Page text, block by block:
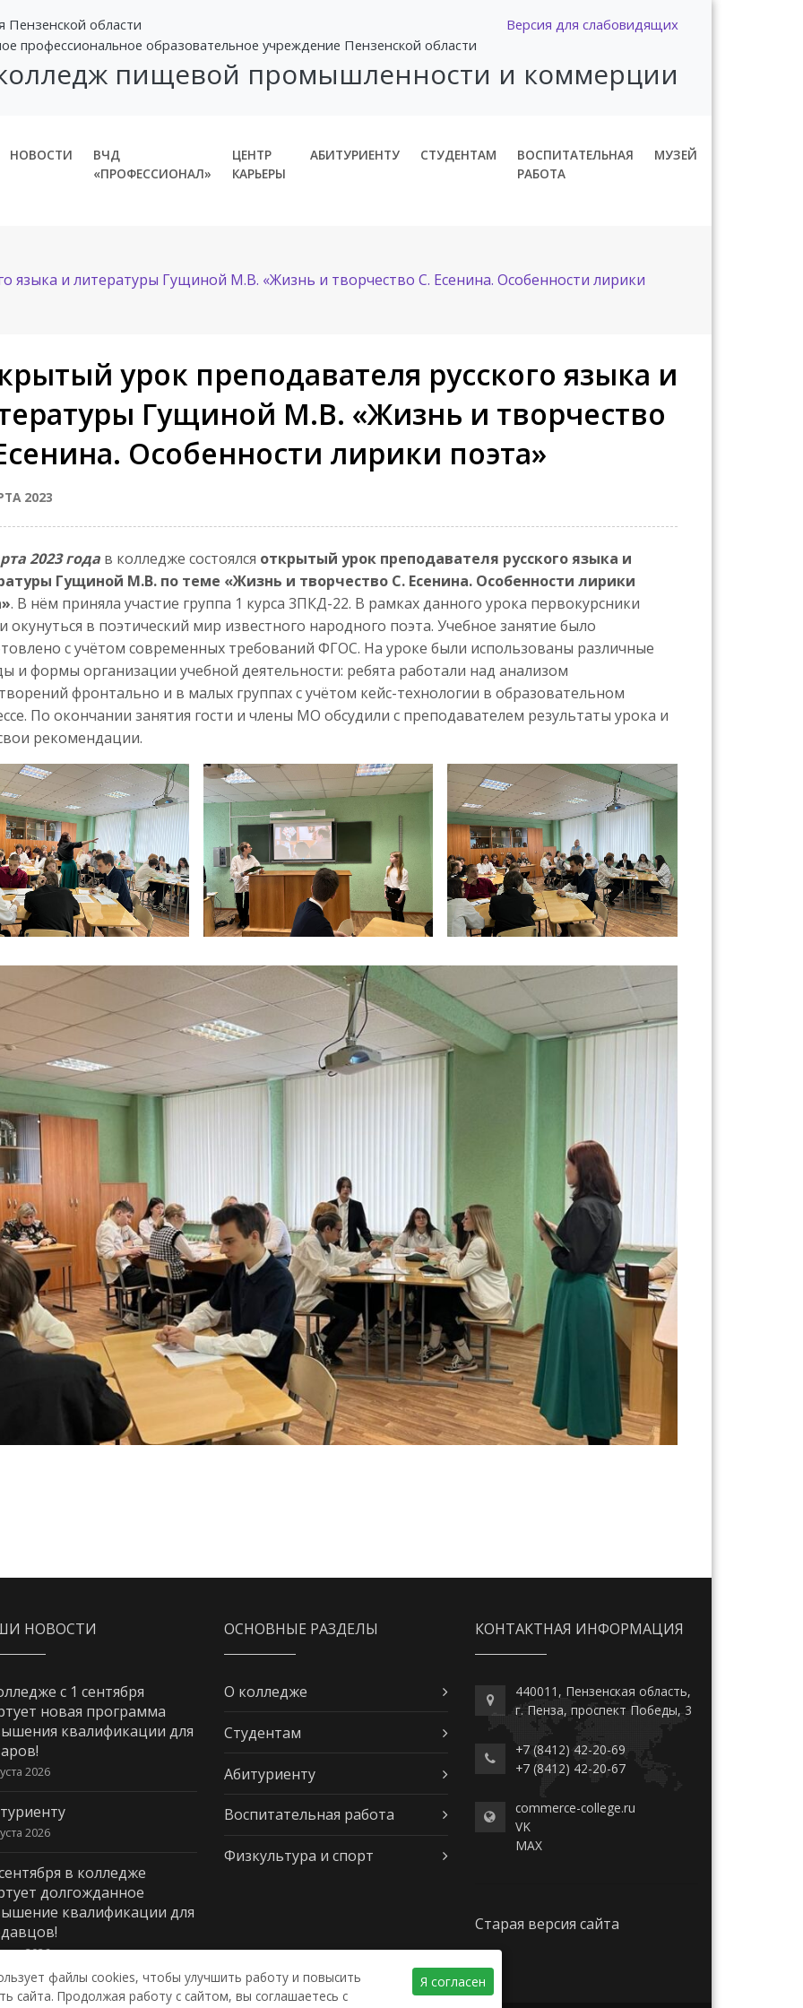
Версия для слабовидящих
Пензенской области
профессиональное образовательное учреждение Пензенской области
пищевой промышленности и коммерции
НОВОСТИ
ВЧД
«ПРОФЕССИОНАЛ»
ЦЕНТР
КАРЬЕРЫ
АБИТУРИЕНТУ СТУДЕНТАМ
ВОСПИТАТЕЛЬНАЯ
РАБОТА
МУЗЕЙ
языка и литературы Гущиной М.В. «Жизнь и творчество С. Есенина. Особенности лирики
урок преподавателя русского языка и
Гущиной М.В. «Жизнь и творчество
Особенности лирики поэта»
2023
2023 года в колледже состоялся открытый урок преподавателя русского языка и
Гущиной М.В. по теме «Жизнь и творчество С. Есенина. Особенности лирики
. В нём приняла участие группа 1 курса 3ПКД-22. В рамках данного урока первокурсники
окунуться в поэтический мир известного народного поэта. Учебное занятие было
с учётом современных требований ФГОС. На уроке были использованы различные
и формы организации учебной деятельности: ребята работали над анализом
фронтально и в малых группах с учётом кейс-технологии в образовательном
По окончании занятия гости и члены МО обсудили с преподавателем результаты урока и
рекомендации.
НОВОСТИ
с 1 сентября
новая программа
квалификации для
2026
2026
в колледже
долгожданное
квалификации для
2026
ОСНОВНЫЕ РАЗДЕЛЫ
О колледже
Студентам
Абитуриенту
Воспитательная работа
Физкультура и спорт
КОНТАКТНАЯ ИНФОРМАЦИЯ
440011, Пензенская область,
г. Пенза, проспект Победы, 3
+7 (8412) 42-20-69
+7 (8412) 42-20-67
commerce-college.ru
VK
MAX
Старая версия сайта
файлы cookies, чтобы улучшить работу и повысить
сайта. Продолжая работу с сайтом, вы соглашаетесь с
Я согласен